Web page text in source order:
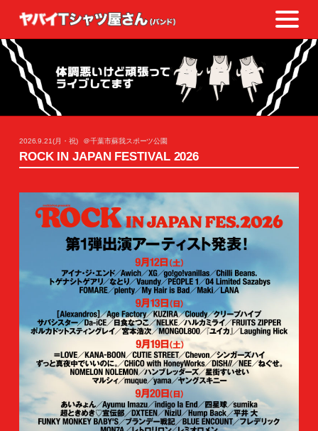
2026.9.21(月・祝) ＠千葉市蘇我スポーツ公園
ROCK IN JAPAN FESTIVAL 2026